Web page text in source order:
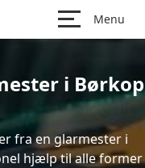
Menu
i Børkop
fra en glarmester i
hjælp til alle former